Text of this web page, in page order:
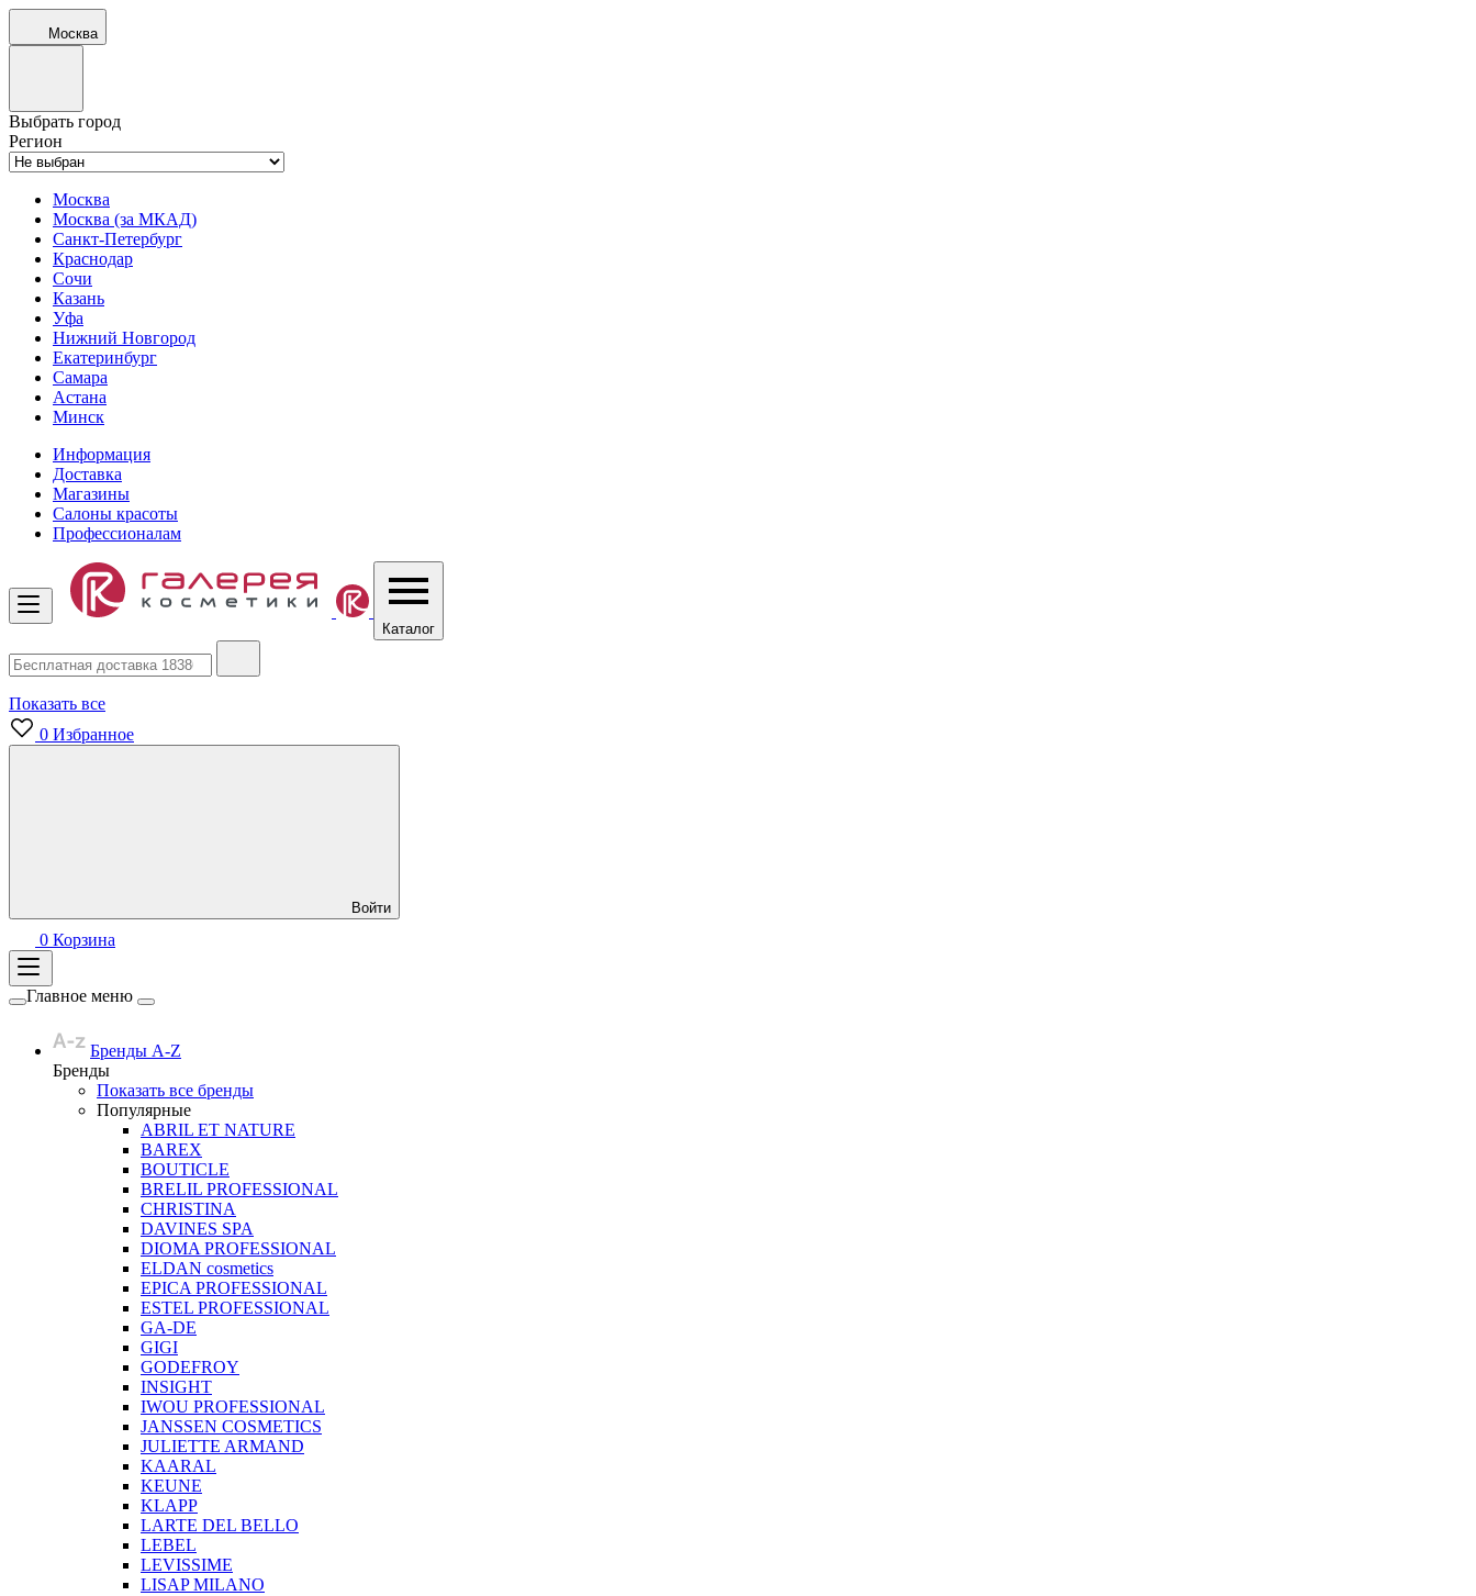
Москва
Выбрать город
Регион
Москва
Москва (за МКАД)
Санкт-Петербург
Краснодар
Сочи
Казань
Уфа
Нижний Новгород
Екатеринбург
Самара
Астана
Минск
Информация
Доставка
Магазины
Салоны красоты
Профессионалам
Каталог
Показать все
0 Избранное
Войти
0 Корзина
Главное меню
Бренды A-Z
Бренды
Показать все бренды
Популярные
ABRIL ET NATURE
BAREX
BOUTICLE
BRELIL PROFESSIONAL
CHRISTINA
DAVINES SPA
DIOMA PROFESSIONAL
ELDAN cosmetics
EPICA PROFESSIONAL
ESTEL PROFESSIONAL
GA-DE
GIGI
GODEFROY
INSIGHT
IWOU PROFESSIONAL
JANSSEN COSMETICS
JULIETTE ARMAND
KAARAL
KEUNE
KLAPP
LARTE DEL BELLO
LEBEL
LEVISSIME
LISAP MILANO